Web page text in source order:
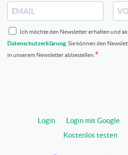
Ich möchte den Newsletter erhalten und
Datenschutzerklärung . Sie können den
in unserem Newsletter abbestellen.
Login Login mit Google
Kostenlos testen